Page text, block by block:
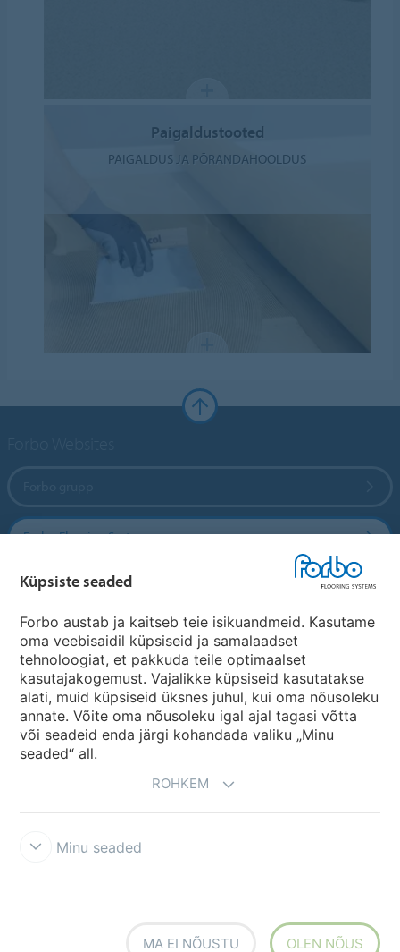
Paigaldustooted
PAIGALDUS JA PÕRANDAHOOLDUS
Forbo Flooring Systems
Forbo Movement Systems
Riikide saidid
Vali oma riik
Küpsiste seaded
Forbo austab ja kaitseb teie isikuandmeid. Kasutame
oma veebisaidil küpsiseid ja samalaadset
tehnoloogiat, et pakkuda teile optimaalset
kasutajakogemust. Vajalikke küpsiseid kasutatakse
alati, muid küpsiseid üksnes juhul, kui oma nõusoleku
annate. Võite oma nõusoleku igal ajal tagasi võtta
või seadeid enda järgi kohandada valiku „Minu
seaded“ all.
ROHKEM
Minu seaded
MA EI NÕUSTU OLEN NÕUS